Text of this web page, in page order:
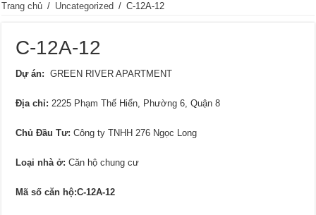
Trang chủ / Uncategorized / C-12A-12
C-12A-12
Dự án: GREEN RIVER APARTMENT
Địa chỉ: 2225 Phạm Thế Hiển, Phường 6, Quận 8
Chủ Đầu Tư: Công ty TNHH 276 Ngọc Long
Loại nhà ở: Căn hộ chung cư
Mã số căn hộ:C-12A-12